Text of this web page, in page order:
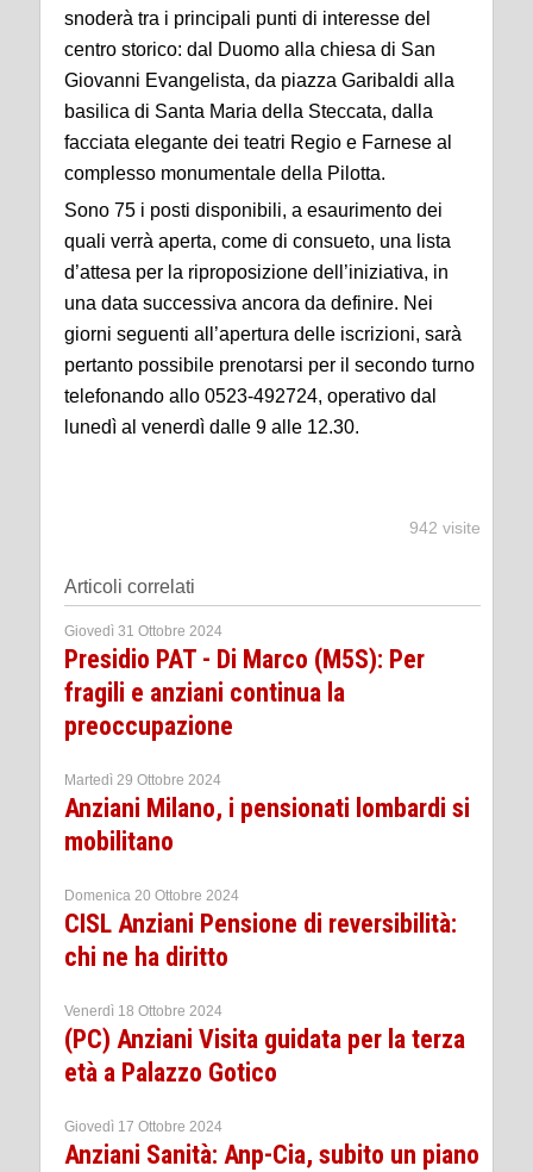
snoderà tra i principali punti di interesse del
centro storico: dal Duomo alla chiesa di San
Giovanni Evangelista, da piazza Garibaldi alla
basilica di Santa Maria della Steccata, dalla
facciata elegante dei teatri Regio e Farnese al
complesso monumentale della Pilotta.
Sono 75 i posti disponibili, a esaurimento dei
quali verrà aperta, come di consueto, una lista
d’attesa per la riproposizione dell’iniziativa, in
una data successiva ancora da definire. Nei
giorni seguenti all’apertura delle iscrizioni, sarà
pertanto possibile prenotarsi per il secondo turno
telefonando allo 0523-492724, operativo dal
lunedì al venerdì dalle 9 alle 12.30.
942 visite
Articoli correlati
Giovedì 31 Ottobre 2024
Presidio PAT - Di Marco (M5S): Per
fragili e anziani continua la
preoccupazione
Martedì 29 Ottobre 2024
Anziani Milano, i pensionati lombardi si
mobilitano
Domenica 20 Ottobre 2024
CISL Anziani Pensione di reversibilità:
chi ne ha diritto
Venerdì 18 Ottobre 2024
(PC) Anziani Visita guidata per la terza
età a Palazzo Gotico
Giovedì 17 Ottobre 2024
Anziani Sanità: Anp-Cia, subito un piano